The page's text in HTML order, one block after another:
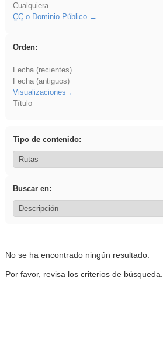
Cualquiera
CCo Dominio Público
Orden:
Fecha (recientes)
Fecha (antiguos)
Visualizaciones
Título
Tipo de contenido:
Buscar en:
No se ha encontrado ningún resultado.
Por favor, revisa los criterios de búsqueda.